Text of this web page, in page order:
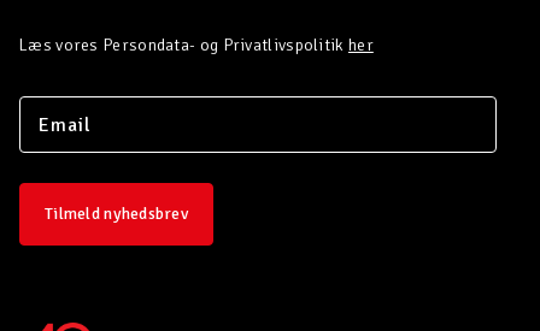
Læs vores Persondata- og Privatlivspolitik her
Tilmeld nyhedsbrev